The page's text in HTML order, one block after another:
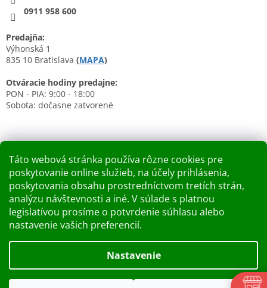
Táto webová stránka používa rôzne cookies pre
poskytovanie online služieb, na účely prihlásenia,
poskytovania obsahu prostredníctvom tretích strán,
analýzu návštevnosti a iné. V súlade s platnou
legislatívou prosíme o potvrdenie súhlasu alebo
nastavenie vašich preferencií.
Nastavenie
Dobry deň Chceme Vás informovať, že predajňa bude zatvorená
0911 958 600
Predajňa:
Výhonská 1
835 10 Bratislava (MAPA)
Otváracie hodiny predajne:
PON - PIA: 9:00 - 18:00
Sobota: dočasne zatvorené
Nákupný košík
0KS / 0 €
Copyright 2026Kupelnashop.sk. Všetky práva vyhradené.